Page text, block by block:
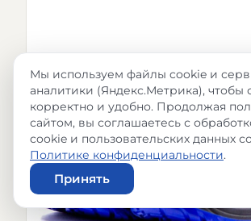
Мы используем файлы cookie и
аналитики (Яндекс.Метрика), чтобы
корректно и удобно. Продолжая
сайтом, вы соглашаетесь с
cookie и пользовательских данных
Политике конфиденциальности.
Принять